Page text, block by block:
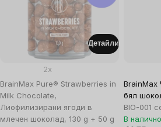
BrainMax Pure® Strawberries in
Milk Chocolate,
Лиофилизирани ягоди в
млечен шоколад, 130 g + 50 g
2x
Детайли
BrainMax
бял
BIO-001
В